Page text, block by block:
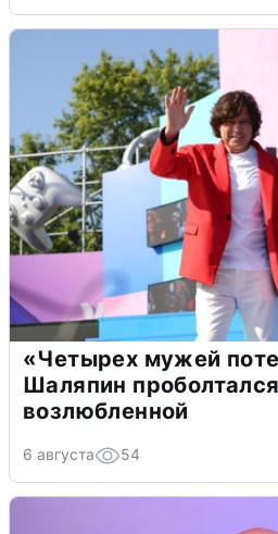
«Четырех мужей
Шаляпин
возлюбленной
6 августа 54